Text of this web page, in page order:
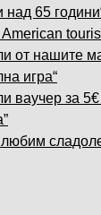
над 65
от нашите
игра“
ваучер за